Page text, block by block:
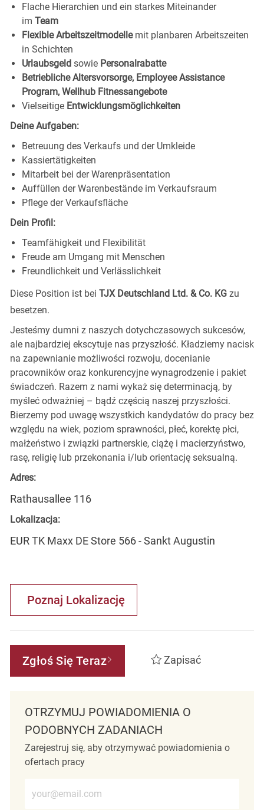
Flache Hierarchien und ein starkes Miteinander
im Team
Flexible Arbeitszeitmodelle mit planbaren Arbeitszeiten
in Schichten
Urlaubsgeld sowie Personalrabatte
Betriebliche Altersvorsorge, Employee Assistance
Program, Wellhub Fitnessangebote
Vielseitige Entwicklungsmöglichkeiten
Deine Aufgaben:
Betreuung des Verkaufs und der Umkleide
Kassiertätigkeiten
Mitarbeit bei der Warenpräsentation
Auffüllen der Warenbestände im Verkaufsraum
Pflege der Verkaufsfläche
Dein Profil:
Teamfähigkeit und Flexibilität
Freude am Umgang mit Menschen
Freundlichkeit und Verlässlichkeit
Diese Position ist bei TJX Deutschland Ltd. & Co. KG zu
besetzen.
Jesteśmy dumni z naszych dotychczasowych sukcesów,
ale najbardziej ekscytuje nas przyszłość. Kładziemy nacisk
na zapewnianie możliwości rozwoju, docenianie
pracowników oraz konkurencyjne wynagrodzenie i pakiet
świadczeń. Razem z nami wykaż się determinacją, by
myśleć odważniej – bądź częścią naszej przyszłości.
Bierzemy pod uwagę wszystkich kandydatów do pracy bez
względu na wiek, poziom sprawności, płeć, korektę płci,
małżeństwo i związki partnerskie, ciążę i macierzyństwo,
rasę, religię lub przekonania i/lub orientację seksualną.
Adres:
Rathausallee 116
Lokalizacja:
EUR TK Maxx DE Store 566 - Sankt Augustin
Poznaj Lokalizację
Zgłoś Się Teraz Zapisać
OTRZYMUJ POWIADOMIENIA O
PODOBNYCH ZADANIACH
Zarejestruj się, aby otrzymywać powiadomienia o
ofertach pracy